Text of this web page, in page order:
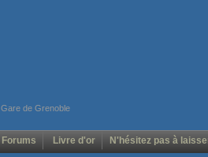
Gare de Grenoble
Forums Livre d'or N'hésitez pas à